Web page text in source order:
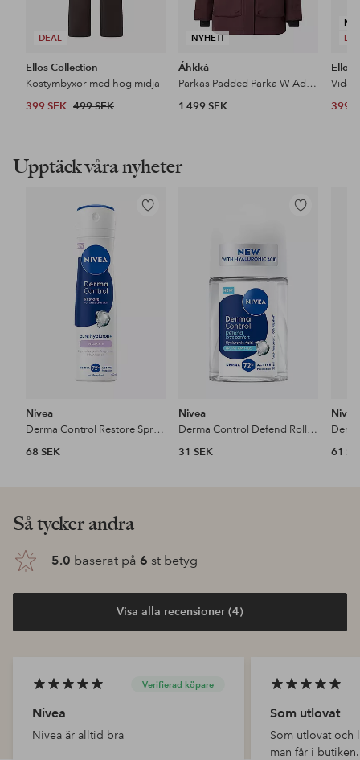
DEAL
Ellos Collection
Kostymbyxor med hög midja
399 SEK 499 SEK
NYHET!
Áhkká
Parkas Padded Parka W Adjustable Waist
1 499 SEK
Ellos
399
Upptäck våra nyheter
Lägg
Nivea
Derma Control Restore Spray 150 Ml
68 SEK
Lägg
Nivea
Derma Control Defend Roll On Travelsize 25 Ml
31 SEK
Nivea
61
Så tycker andra
5.0 baserat på 6 st betyg
Visa alla recensioner (4)
Verifierad köpare
Nivea
Nivea är alltid bra
Som utlovat
Som utlovat och
man får i butiken.